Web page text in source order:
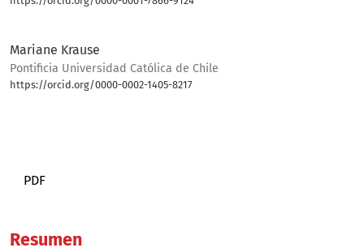
Mariane Krause
Pontificia Universidad Católica de Chile
https://orcid.org/0000-0002-1405-8217
PDF
Resumen